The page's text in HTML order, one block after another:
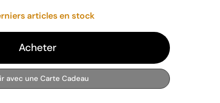
articles en stock
Acheter
avec une Carte Cadeau